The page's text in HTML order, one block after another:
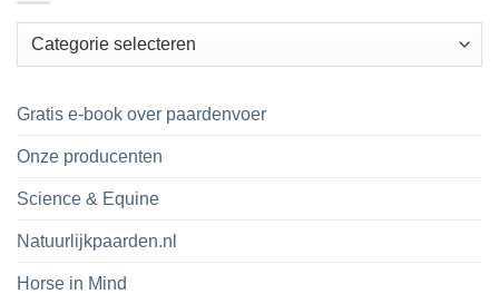
Topics
Gratis e-book over paardenvoer
Onze producenten
Science & Equine
Natuurlijkpaarden.nl
Horse in Mind